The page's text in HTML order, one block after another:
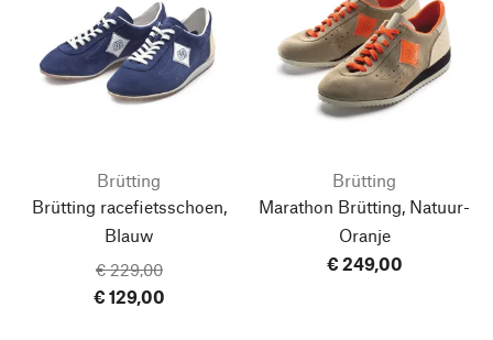
Brütting
Brütting racefietsschoen,
Blauw
€ 229,00
€ 129,00
Brütting
Marathon Brütting, Natuur-
Oranje
€ 249,00